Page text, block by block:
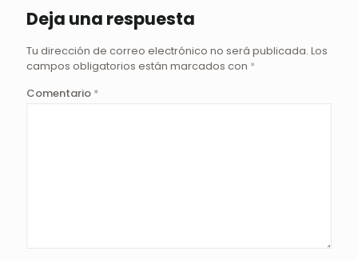
Deja una respuesta
Tu dirección de correo electrónico no será publicada. Los
campos obligatorios están marcados con *
Comentario *